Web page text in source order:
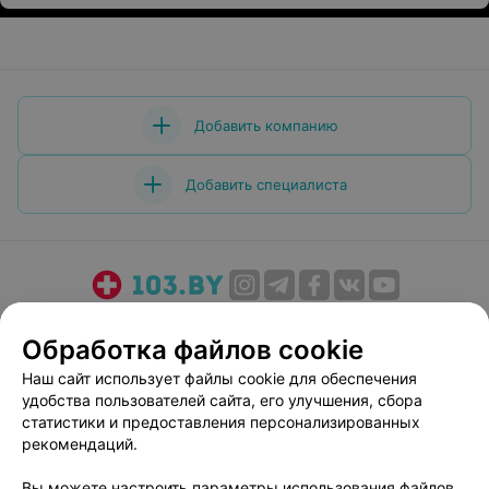
деятельности. С уважением Агабалаев К. А, врач,
Добавить компанию
Добавить специалиста
Медицинский маркетинг
Публичный договор
Пользовательское соглашение
Способы оплаты
Вакансии
Партнеры
Обработка файлов cookie
Наш сайт использует файлы cookie для обеспечения
удобства пользователей сайта, его улучшения, сбора
статистики и предоставления персонализированных
рекомендаций.